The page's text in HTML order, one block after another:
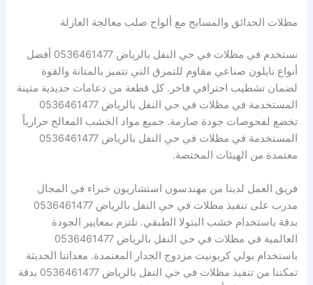
مظلات الحدائق والمسابح مع ألواح صلب معالجة العازلة
نستخدم في مظلات في حي النفل بالرياض 0536461477 أفضل
أنواع نايلون صناعي مقاوم للتمزق التي تتميز بالمتانة والقوة
لضمان تشطيب احترافي فاخر. كل قطعة من دعامات حديدية متينة
المستخدمة في مظلات في حي النفل بالرياض 0536461477
تخضع لفحوصات جودة صارمة. جميع مواد الخشب المعالج حرارياً
المستخدمة في مظلات في حي النفل بالرياض 0536461477
معتمدة من الهيئات المختصة.
فريق العمل لدينا من مهندسون استشاريون خبراء في المجال
مدرب على تنفيذ مظلات في حي النفل بالرياض 0536461477
بدقة باستخدام خشب البتولا الطبقي. نلتزم بمعايير الجودة
العالمية في مظلات في حي النفل بالرياض 0536461477
باستخدام بولي كربونيت مزدوج الجدار المعتمدة. معداتنا الحديثة
تمكننا من تنفيذ مظلات في حي النفل بالرياض 0536461477 بدقة